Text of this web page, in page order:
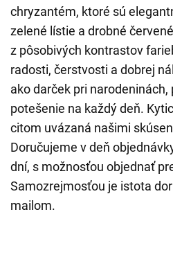
chryzantém, ktoré sú
zelené lístie a drobné
z pôsobivých kontrastov
radosti, čerstvosti a dobrej
ako darček pri
potešenie na každý deň.
citom uvázaná našimi
Doručujeme v deň
dní, s možnosťou objednať
Samozrejmosťou je istota
mailom.